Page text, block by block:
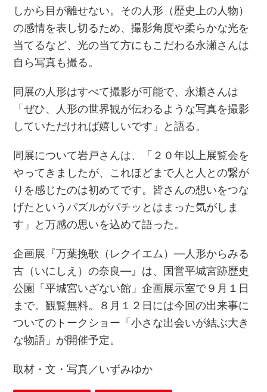
しから目が離せない。その人形（歴史上の人物）
の感情を表し切るため、撮影角度や柔らかな光を
当てるなど、光の当て方にもこだわる永瀬さんは
自ら写真も撮る。
同展の人形はすべて撮影が可能で、永瀬さんは
「ぜひ、人形の世界観が伝わるような写真を撮影
していただければ嬉しいです」と語る。
同展について岩戸さんは、「２０年以上展覧会を
やってきましたが、これほどまで人と人との繋が
りを感じたのは初めてです。皆さんの想いをつな
げたというパズルがパチッとはまった気がしま
す」と万感の思いを込めて語った。
企画展『万葉挽歌（レクイエム）―人形からみる
古（いにしえ）の奈良―』は、国営平城宮跡歴史
公園「平城宮いざない館」企画展示室で９月１日
まで。観覧無料。８月１２日には今回の出来事に
ついてのトークショー「小さな出会いが結ぶ大き
な物語」が開催予定。
取材・文・写真／いずみゆか